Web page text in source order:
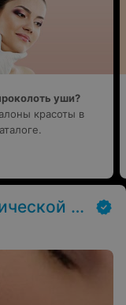
уши?
красоты в
косметологии